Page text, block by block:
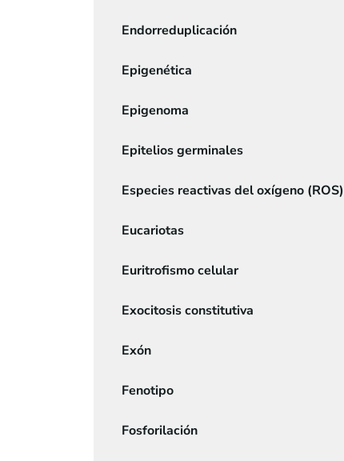
Endorreduplicación
Epigenética
Epigenoma
Epitelios germinales
Especies reactivas del oxígeno (ROS)
Eucariotas
Euritrofismo celular
Exocitosis constitutiva
Exón
Fenotipo
Fosforilación